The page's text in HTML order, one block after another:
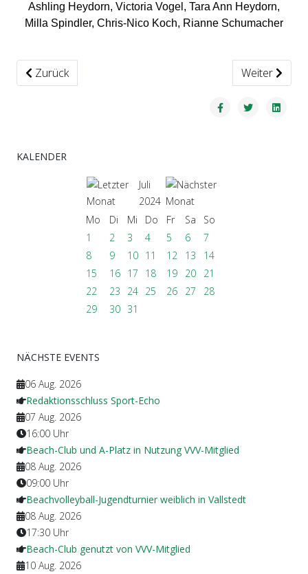
Ashling Heydorn, Victoria Vogel, Tara Ann Heydorn,
Milla Spindler, Chris-Nico Koch, Rianne Schumacher
Vorheriger Beitrag: Dritte Herren
Zurück Nächster
Weiter
KALENDER
Juli
2024
Mo
Di Mi Do Fr Sa
So
1
2 3 4 5 6
7
8
9 10 11 12 13
14
15
16 17 18 19 20
21
22
23 24 25 26 27
28
29
30 31
NÄCHSTE EVENTS
06 Aug. 2026
Redaktionsschluss Sport-Echo
07 Aug. 2026
16:00 Uhr
Beach-Club und A-Platz in Nutzung VVV-Mitglied
08 Aug. 2026
09:00 Uhr
Beachvolleyball-Jugendturnier weiblich in Vallstedt
08 Aug. 2026
17:30 Uhr
Beach-Club genutzt von VVV-Mitglied
10 Aug. 2026